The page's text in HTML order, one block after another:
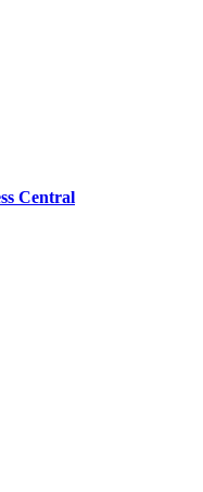
Central